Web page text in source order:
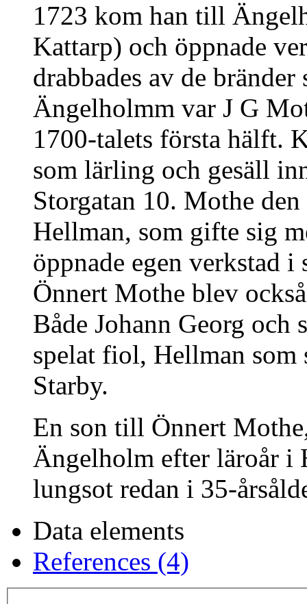
1723 kom han till
Kattarp) och öppnade
drabbades av de
Ängelholmm var J G
1700-talets första hälft.
som lärling och gesäll
Storgatan 10. Mothe
Hellman, som gifte sig
öppnade egen verkstad i
Önnert Mothe blev
Både Johann Georg och
spelat fiol, Hellman som
Starby.
En son till Önnert
Ängelholm efter läroår i
lungsot redan i 35-
Data elements
References (4)